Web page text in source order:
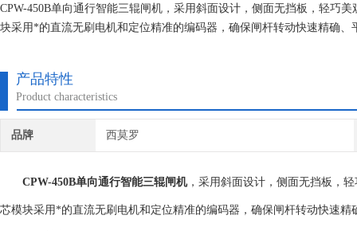
CPW-450B单向通行智能三辊闸机，采用斜面设计，侧面无挡板，轻巧
块采用*的直流无刷电机和定位精准的编码器，确保闸杆转动快速精确、
产品特性
Product characteristics
品牌 西莫罗
CPW-450B单向通行智能三辊闸机，采用斜面设计，侧面无挡板，
芯模块采用*的直流无刷电机和定位精准的编码器，确保闸杆转动快速精